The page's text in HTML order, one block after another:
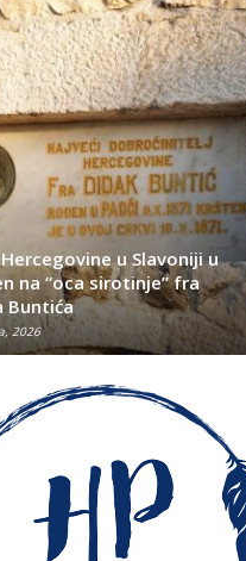
u Slavoniji u
na “oca sirotinje” fra
Buntića
2026